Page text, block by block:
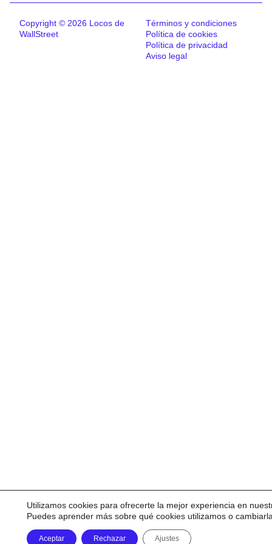
Copyright © 2026 Locos de
WallStreet
Términos y condiciones
Política de cookies
Política de privacidad
Aviso legal
Utilizamos cookies para ofrecerte la mejor experiencia en
Puedes aprender más sobre qué cookies utilizamos o
Aceptar Rechazar Ajustes